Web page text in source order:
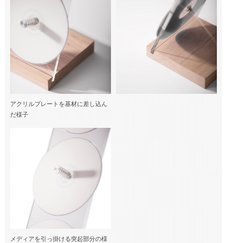
アクリルプレートを基材に差し込ん
だ様子
メディアを引っ掛ける突起部分の様